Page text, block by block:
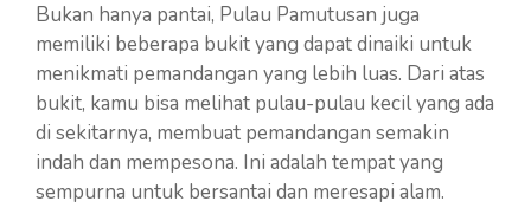
Bukan hanya pantai, Pulau Pamutusan juga
memiliki beberapa bukit yang dapat dinaiki untuk
menikmati pemandangan yang lebih luas. Dari atas
bukit, kamu bisa melihat pulau-pulau kecil yang ada
di sekitarnya, membuat pemandangan semakin
indah dan mempesona. Ini adalah tempat yang
sempurna untuk bersantai dan meresapi alam.